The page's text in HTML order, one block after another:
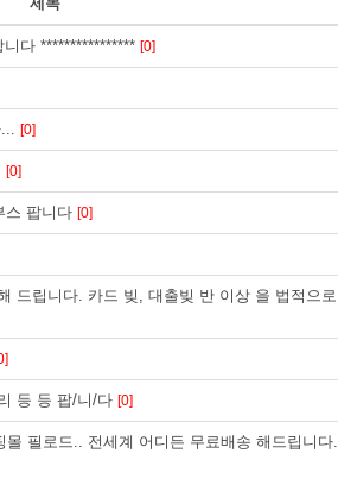
다 **************** [0]
[0]
[0]
스 팝니다 [0]
드립니다. 카드 빚, 대출빚 반 이상 을 법적으로
등 등 팝/니/다 [0]
필로드.. 전세계 어디든 무료배송 해드립니다.